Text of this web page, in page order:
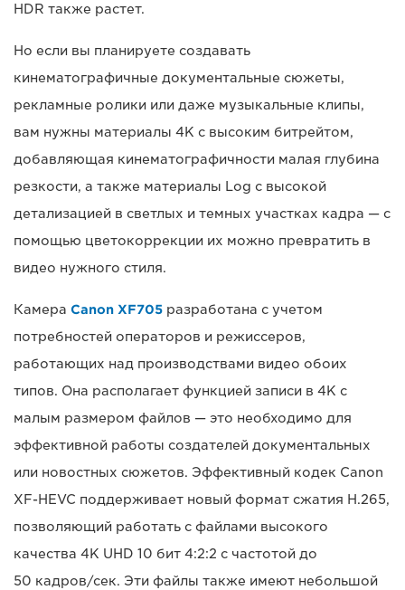
HDR также растет.
Но если вы планируете создавать
кинематографичные документальные сюжеты,
рекламные ролики или даже музыкальные клипы,
вам нужны материалы 4K с высоким битрейтом,
добавляющая кинематографичности малая глубина
резкости, а также материалы Log с высокой
детализацией в светлых и темных участках кадра — с
помощью цветокоррекции их можно превратить в
видео нужного стиля.
Камера Canon XF705 разработана с учетом
потребностей операторов и режиссеров,
работающих над производствами видео обоих
типов. Она располагает функцией записи в 4K с
малым размером файлов — это необходимо для
эффективной работы создателей документальных
или новостных сюжетов. Эффективный кодек Canon
XF-HEVC поддерживает новый формат сжатия H.265,
позволяющий работать с файлами высокого
качества 4K UHD 10 бит 4:2:2 с частотой до
50 кадров/сек. Эти файлы также имеют небольшой